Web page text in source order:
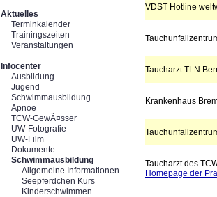
Aktuelles
Terminkalender
Trainingszeiten
Veranstaltungen
Infocenter
Ausbildung
Jugend
Schwimmausbildung
Apnoe
TCW-GewÃ¤sser
UW-Fotografie
UW-Film
Dokumente
Schwimmausbildung
Allgemeine Informationen
Seepferdchen Kurs
Kinderschwimmen
VDST Hotline
Taucharzt TLN
Krankenhaus
Taucharzt des
Homepage der